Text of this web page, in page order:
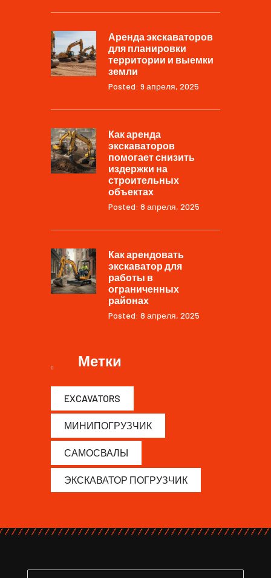
Аренда экскаваторов
для планировки
территории и выемки
земли
Posted: 9 апреля, 2025
Как аренда
экскаваторов
помогает снизить
издержки на
строительных
объектах
Posted: 8 апреля, 2025
Как арендовать
экскаватор для
работы в
ограниченных
районах
Posted: 8 апреля, 2025
Метки
EXCAVATORS
МИНИПОГРУЗЧИК
САМОСВАЛЫ
ЭКСКАВАТОР ПОГРУЗЧИК